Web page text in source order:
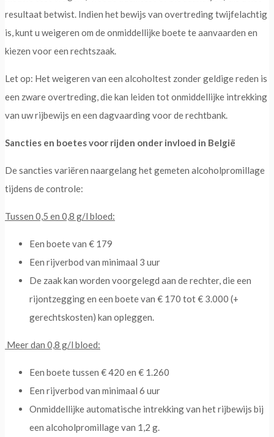
resultaat betwist. Indien het bewijs van overtreding twijfelachtig
is, kunt u weigeren om de onmiddellijke boete te aanvaarden en
kiezen voor een rechtszaak.
Let op: Het weigeren van een alcoholtest zonder geldige reden is
een zware overtreding, die kan leiden tot onmiddellijke intrekking
van uw rijbewijs en een dagvaarding voor de rechtbank.
Sancties en boetes voor rijden onder invloed in België
De sancties variëren naargelang het gemeten alcoholpromillage
tijdens de controle:
Tussen 0,5 en 0,8 g/l bloed:
Een boete van € 179
Een rijverbod van minimaal 3 uur
De zaak kan worden voorgelegd aan de rechter, die een
rijontzegging en een boete van € 170 tot € 3.000 (+
gerechtskosten) kan opleggen.
Meer dan 0,8 g/l bloed:
Een boete tussen € 420 en € 1.260
Een rijverbod van minimaal 6 uur
Onmiddellijke automatische intrekking van het rijbewijs bij
een alcoholpromillage van 1,2 g.